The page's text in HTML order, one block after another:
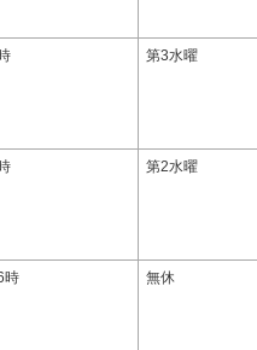
第3水曜
第2水曜
時 無休